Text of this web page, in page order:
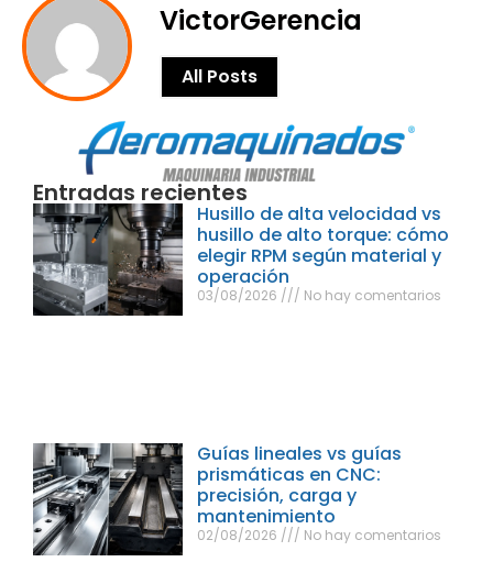
VictorGerencia
All Posts
Entradas recientes
Husillo de alta velocidad vs
husillo de alto torque: cómo
elegir RPM según material y
operación
03/08/2026 No hay comentarios
Guías lineales vs guías
prismáticas en CNC:
precisión, carga y
mantenimiento
02/08/2026 No hay comentarios